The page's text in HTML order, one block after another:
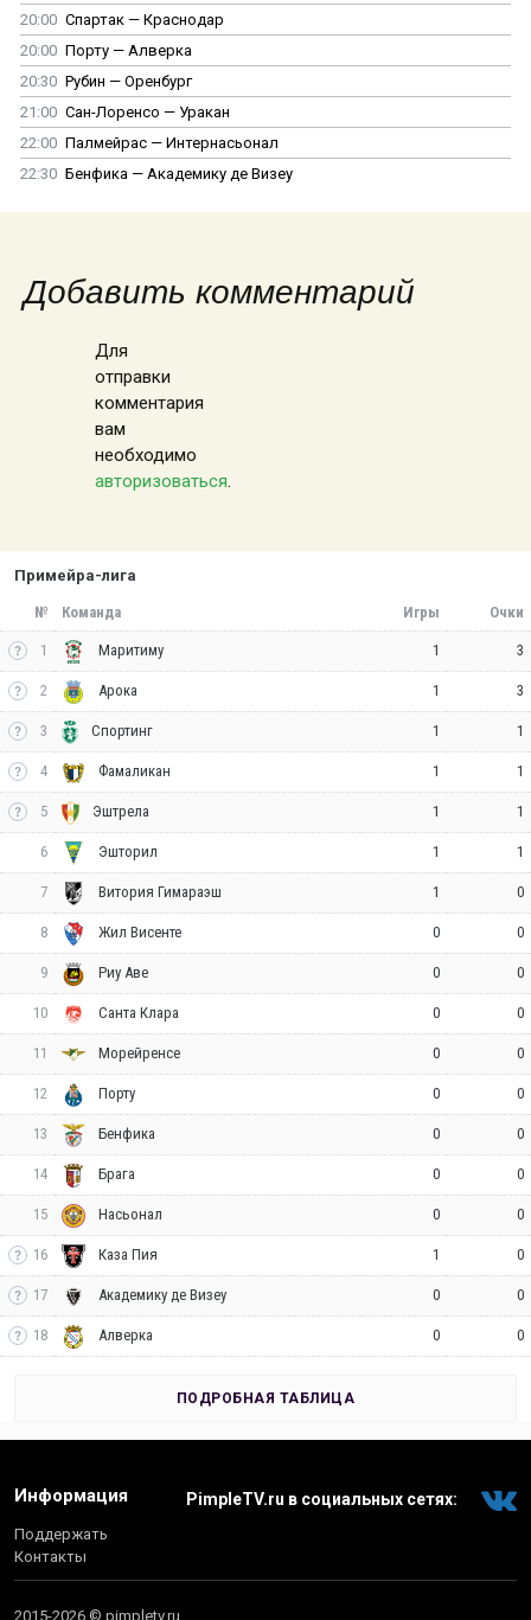
20:00 Спартак — Краснодар
20:00 Порту — Алверка
20:30 Рубин — Оренбург
21:00 Сан-Лоренсо — Уракан
22:00 Палмейрас — Интернасьонал
22:30 Бенфика — Академику де Визеу
Добавить комментарий
Для
отправки
комментария
вам
необходимо
авторизоваться.
Примейра-лига
№ Команда Игры Очки
1 Маритиму 1 3
2 Арока 1 3
3 Спортинг 1 1
4 Фамаликан 1 1
5 Эштрела 1 1
6 Эшторил 1 1
7 Витория Гимараэш 1 0
8 Жил Висенте 0 0
9 Риу Аве 0 0
10 Санта Клара 0 0
11 Морейренсе 0 0
12 Порту 0 0
13 Бенфика 0 0
14 Брага 0 0
15 Насьонал 0 0
16 Каза Пия 1 0
17 Академику де Визеу 0 0
18 Алверка 0 0
ПОДРОБНАЯ ТАБЛИЦА
Информация
Поддержать
Контакты
PimpleTV.ru в социальных сетях:
2015-2026 © pimpletv.ru